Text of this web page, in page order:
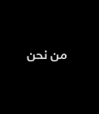
من نحن